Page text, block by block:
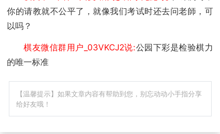
你的请教就不公平了，就像我们考试时还去问老師，可
以吗？
棋友微信群用户_03VKCJ2说:公园下彩是检验棋力
的唯一标准
【温馨提示】如果文章内容有帮助到您，别忘动动小手指分享
给好友哦！